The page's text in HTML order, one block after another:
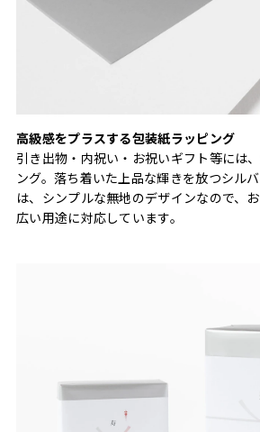
高級感をプラスする包装紙ラッピング
引き出物・内祝い・お祝いギフト等には
ング。落ち着いた上品な輝きを放つシル
は、シンプルな無地のデザインなので、
広い用途に対応しています。